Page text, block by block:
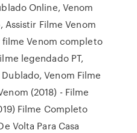
Online, Venom
Filme Venom
Venom completo
legendado PT,
Venom Filme
(2018) - Filme
Filme Completo
Volta Para Casa